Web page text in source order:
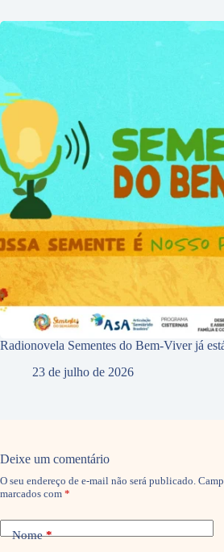
Radionovela Sementes do Bem-Viver já
23 de julho de 2026
Deixe um comentário
O seu endereço de e-mail não será publicado.
marcados com *
Nome*